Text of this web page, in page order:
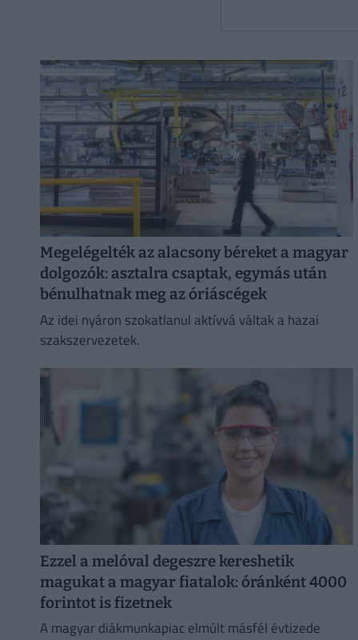
Megelégelték az alacsony béreket a magyar
dolgozók: asztalra csaptak, egymás után
bénulhatnak meg az óriáscégek
Az idei nyáron szokatlanul aktívvá váltak a hazai
szakszervezetek.
Ezzel a melóval degeszre kereshetik
magukat a magyar fiatalok: óránként 4000
forintot is fizetnek
A magyar diákmunkapiac elmúlt másfél évtizede